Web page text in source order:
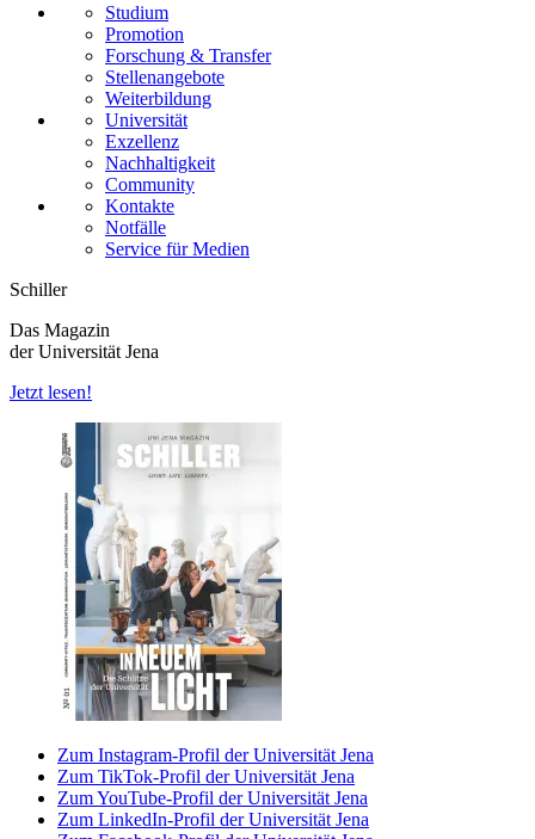
Studium
Promotion
Forschung & Transfer
Stellenangebote
Weiterbildung
Universität
Exzellenz
Nachhaltigkeit
Community
Kontakte
Notfälle
Service für Medien
Schiller
Das Magazin
der Universität Jena
Jetzt lesen!
Zum Instagram-Profil der Universität Jena
Zum TikTok-Profil der Universität Jena
Zum YouTube-Profil der Universität Jena
Zum LinkedIn-Profil der Universität Jena